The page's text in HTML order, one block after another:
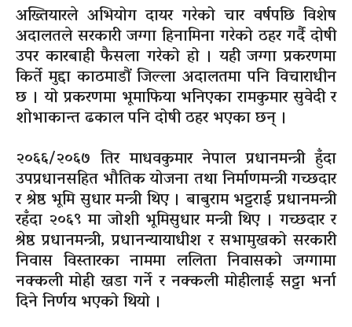
अख्तियारले अभियोग दायर गरेको चार वर्षपछि विशेष
अदालतले सरकारी जग्गा हिनामिना गरेको ठहर गर्दै दोषी
उपर कारबाही फैसला गरेको हो । यही जग्गा प्रकरणमा
किर्ते मुद्दा काठमाडौं जिल्ला अदालतमा पनि विचाराधीन
छ । यो प्रकरणमा भूमाफिया भनिएका रामकुमार सुवेदी र
शोभाकान्त ढकाल पनि दोषी ठहर भएका छन् ।
२०६६/२०६७ तिर माधवकुमार नेपाल प्रधानमन्त्री हुँदा
उपप्रधानसहित भौतिक योजना तथा निर्माणमन्त्री गच्छदार
र श्रेष्ठ भूमि सुधार मन्त्री थिए । बाबुराम भट्टराई प्रधानमन्त्री
रहँदा २०६९ मा जोशी भूमिसुधार मन्त्री थिए । गच्छदार र
श्रेष्ठ प्रधानमन्त्री, प्रधानन्यायाधीश र सभामुखको सरकारी
निवास विस्तारका नाममा ललिता निवासको जग्गामा
नक्कली मोही खडा गर्ने र नक्कली मोहीलाई सट्टा भर्ना
दिने निर्णय भएको थियो ।